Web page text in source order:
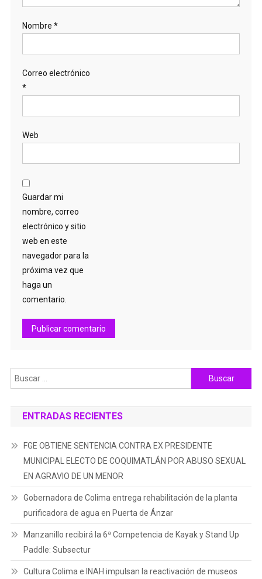
Nombre *
Correo electrónico
*
Web
Guardar mi
nombre, correo
electrónico y sitio
web en este
navegador para la
próxima vez que
haga un
comentario.
Buscar:
ENTRADAS RECIENTES
FGE OBTIENE SENTENCIA CONTRA EX PRESIDENTE
MUNICIPAL ELECTO DE COQUIMATLÁN POR ABUSO SEXUAL
EN AGRAVIO DE UN MENOR
Gobernadora de Colima entrega rehabilitación de la planta
purificadora de agua en Puerta de Ánzar
Manzanillo recibirá la 6ª Competencia de Kayak y Stand Up
Paddle: Subsectur
Cultura Colima e INAH impulsan la reactivación de museos